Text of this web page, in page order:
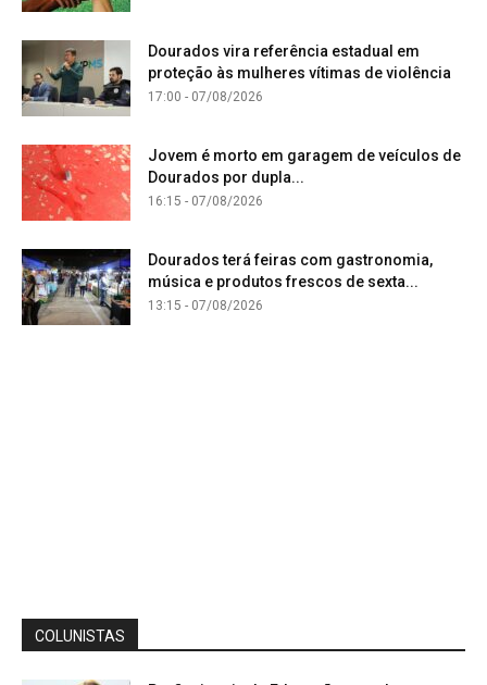
Dourados vira referência estadual em
proteção às mulheres vítimas de violência
17:00 - 07/08/2026
Jovem é morto em garagem de veículos de
Dourados por dupla...
16:15 - 07/08/2026
Dourados terá feiras com gastronomia,
música e produtos frescos de sexta...
13:15 - 07/08/2026
COLUNISTAS